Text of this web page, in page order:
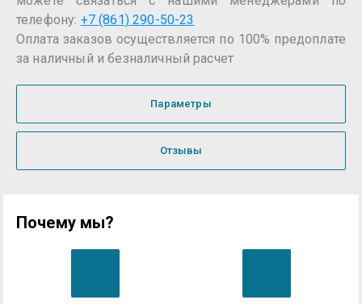
телефону: +7 (861) 290-50-23
Оплата заказов осуществляется по 100% предоплате
за наличный и безналичный расчет
Параметры
Отзывы
Почему мы?